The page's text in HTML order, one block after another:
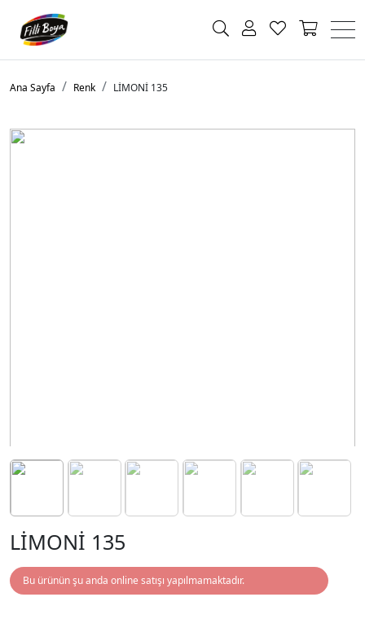
Ana Sayfa Renk LİMONİ 135
LİMONİ 135
Bu ürünün şu anda online satışı yapılmamaktadır.